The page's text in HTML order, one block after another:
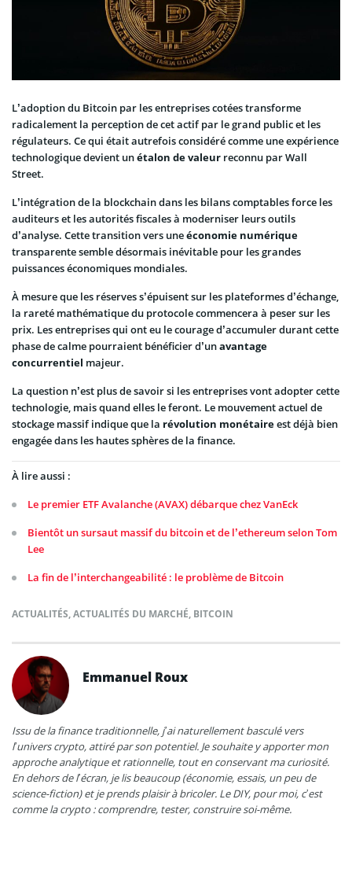
L’adoption du Bitcoin par les entreprises cotées transforme
radicalement la perception de cet actif par le grand public et les
régulateurs. Ce qui était autrefois considéré comme une expérience
technologique devient unétalon de valeur reconnu par Wall
Street.
L’intégration de la blockchain dans les bilans comptables force les
auditeurs et les autorités fiscales à moderniser leurs outils
d’analyse. Cette transition vers uneéconomie numérique
transparente semble désormais inévitable pour les grandes
puissances économiques mondiales.
À mesure que les réserves s’épuisent sur les plateformes d’échange,
la rareté mathématique du protocole commencera à peser sur les
prix. Les entreprises qui ont eu le courage d’accumuler durant cette
phase de calme pourraient bénéficier d’unavantage
concurrentiel majeur.
La question n’est plus de savoir si les entreprises vont adopter cette
technologie, mais quand elles le feront. Le mouvement actuel de
stockage massif indique que la révolution monétaireest déjà bien
engagée dans les hautes sphères de la finance.
À lire aussi :
Le premier ETF Avalanche (AVAX) débarque chez VanEck
Bientôt un sursaut massif du bitcoin et de l’ethereum selon Tom
Lee
La fin de l’interchangeabilité : le problème de Bitcoin
ACTUALITÉS,ACTUALITÉS DU MARCHÉ, BITCOIN
Emmanuel Roux
Issu de la finance traditionnelle, j’ai naturellement basculé vers
l’univers crypto, attiré par son potentiel. Je souhaite y apporter mon
approche analytique et rationnelle, tout en conservant ma curiosité.
En dehors de l’écran, je lis beaucoup (économie, essais, un peu de
science-fiction) et je prends plaisir à bricoler. Le DIY, pour moi, c’est
comme la crypto : comprendre, tester, construire soi-même.